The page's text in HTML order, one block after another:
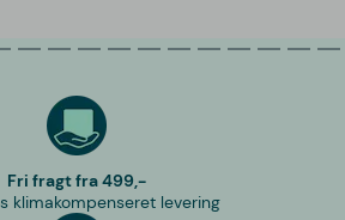
Fri fragt fra 499,-
klimakompenseret levering